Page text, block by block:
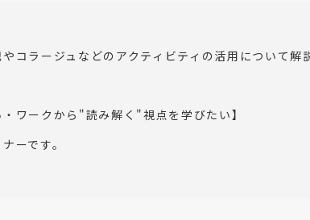
コラージュなどのアクティビティの活用について解
ワークから"読み解く"視点を学びたい】
ーです。